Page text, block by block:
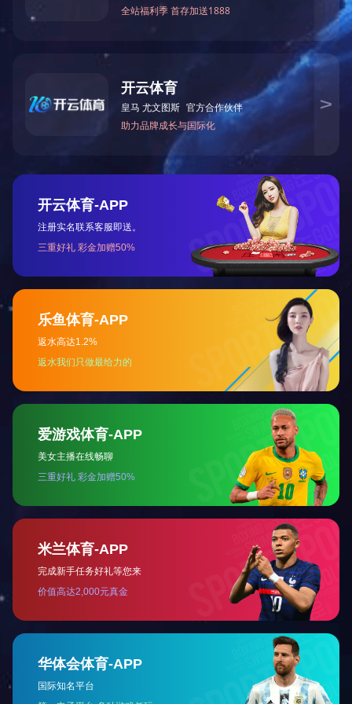
查看更多
重庆瑜欣平瑞拥有工程、制造和销售能力。
快速导航
关于我们
发展历史
解决方案
联系我们
热门产品